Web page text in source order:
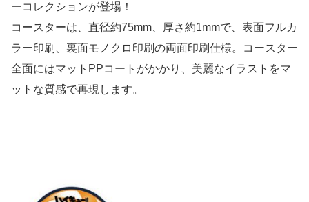
ーコレクションが登場！
コースターは、直径約75mm、厚さ約1mmで、表面フルカ
ラー印刷、裏面モノクロ印刷の両面印刷仕様。コースター
全面にはマットPPコートがかかり、美麗なイラストをマ
ットな質感で再現します。